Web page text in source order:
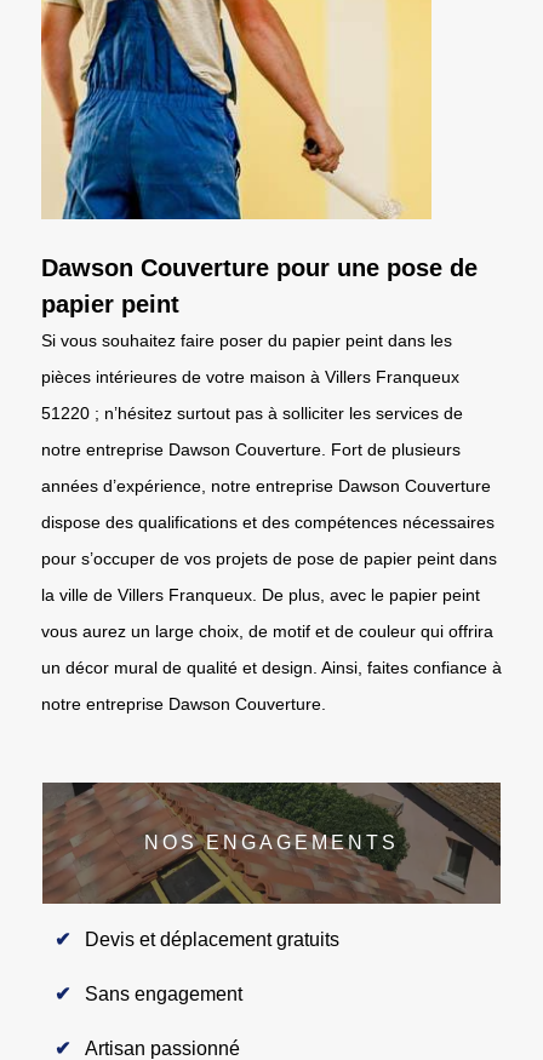
Dawson Couverture pour une pose de
papier peint
Si vous souhaitez faire poser du papier peint dans les
pièces intérieures de votre maison à Villers Franqueux
51220 ; n’hésitez surtout pas à solliciter les services de
notre entreprise Dawson Couverture. Fort de plusieurs
années d’expérience, notre entreprise Dawson Couverture
dispose des qualifications et des compétences nécessaires
pour s’occuper de vos projets de pose de papier peint dans
la ville de Villers Franqueux. De plus, avec le papier peint
vous aurez un large choix, de motif et de couleur qui offrira
un décor mural de qualité et design. Ainsi, faites confiance à
notre entreprise Dawson Couverture.
NOS ENGAGEMENTS
Devis et déplacement gratuits
Sans engagement
Artisan passionné